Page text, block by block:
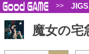
>>
魔女の宅